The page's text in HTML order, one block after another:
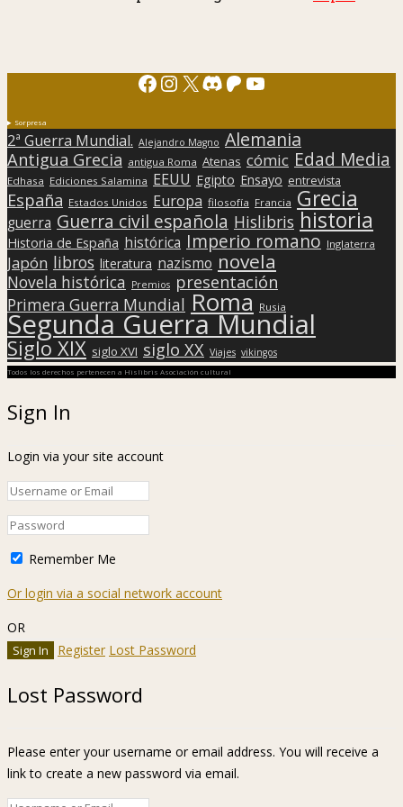
Facebook
Instagram
X Discord
Patreon
YouTube
Sorpresa
2ª Guerra Mundial. Alejandro Magno Alemania
Antigua Grecia antigua Roma Atenas cómic Edad Media
Edhasa Ediciones Salamina EEUU Egipto Ensayo entrevista
España Estados Unidos Europa filosofía Francia Grecia
guerra Guerra civil española Hislibris historia
Historia de España histórica Imperio romano Inglaterra
Japón libros literatura nazismo novela
Novela histórica Premios presentación
Primera Guerra Mundial Roma Rusia
Segunda Guerra Mundial
Siglo XIX siglo XVI siglo XX Viajes vikingos
Todos los derechos pertenecen a Hislibris Asociación cultural
Sign In
Login via your site account
Remember Me
Or login via a social network account
OR
Register Lost Password
Lost Password
Please enter your username or email address. You will receive a
link to create a new password via email.